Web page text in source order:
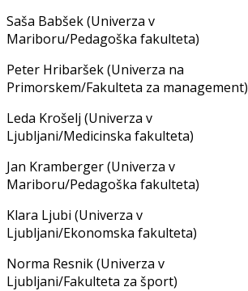
Saša Babšek (Univerza v
Mariboru/Pedagoška fakulteta)
Peter Hribaršek (Univerza na
Primorskem/Fakulteta za management)
Leda Krošelj (Univerza v
Ljubljani/Medicinska fakulteta)
Jan Kramberger (Univerza v
Mariboru/Pedagoška fakulteta)
Klara Ljubi (Univerza v
Ljubljani/Ekonomska fakulteta)
Norma Resnik (Univerza v
Ljubljani/Fakulteta za šport)